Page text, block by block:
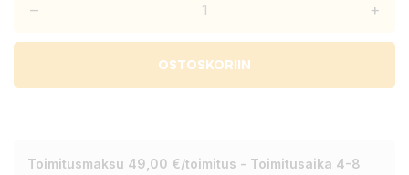
– +
OSTOSKORIIN
Toimitusmaksu 49,00 €/toimitus - Toimitusaika 4-8